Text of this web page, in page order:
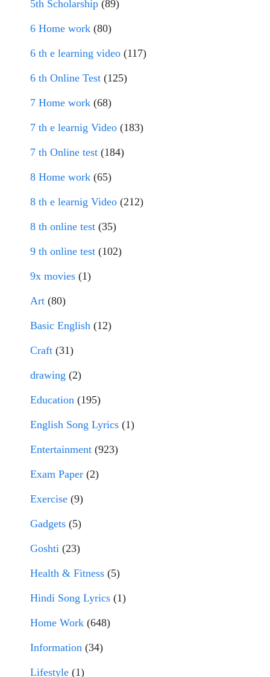
5th Scholarship (89)
6 Home work (80)
6 th e learning video (117)
6 th Online Test (125)
7 Home work (68)
7 th e learnig Video (183)
7 th Online test (184)
8 Home work (65)
8 th e learnig Video (212)
8 th online test (35)
9 th online test (102)
9x movies (1)
Art (80)
Basic English (12)
Craft (31)
drawing (2)
Education (195)
English Song Lyrics (1)
Entertainment (923)
Exam Paper (2)
Exercise (9)
Gadgets (5)
Goshti (23)
Health & Fitness (5)
Hindi Song Lyrics (1)
Home Work (648)
Information (34)
Lifestyle (1)